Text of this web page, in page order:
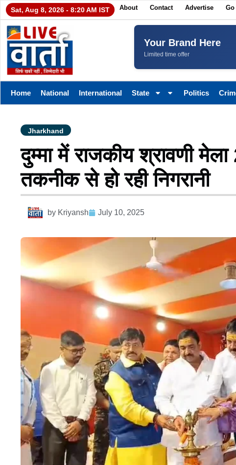
Sat, Aug 8, 2026 - 8:20 AM IST About Contact Advertise
Your Brand Here
Limited time offer
Home National International State Politics
Jharkhand
दुम्मा में राजकीय श्रावणी
तकनीक से हो रही निगरानी
by Kriyansh July 10, 2025